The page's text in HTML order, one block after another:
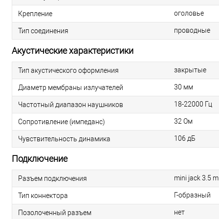
Крепление оголовье
Тип соединения проводные
Акустические характеристики
Тип акустического оформления закрытые
Диаметр мембраны излучателей 30 мм
Частотный диапазон наушников 18-22000 Гц
Сопротивление (импеданс) 32 Ом
Чувствительность динамика 106 дБ
Подключение
Разъем подключения mini jack 3.5
Тип коннектора Г-образный
Позолоченный разъем нет